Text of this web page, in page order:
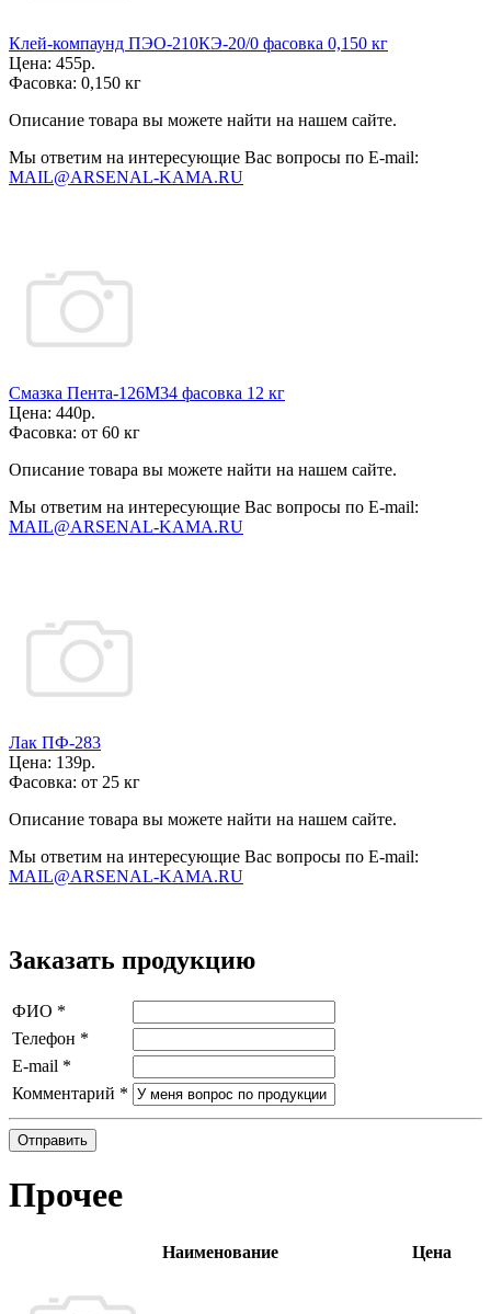
Клей-компаунд ПЭО-210КЭ-20/0 фасовка 0,150 кг
Цена: 455р.
Фасовка: 0,150 кг
Описание товара вы можете найти на нашем сайте.
Мы ответим на интересующие Вас вопросы по E-mail:
MAIL@ARSENAL-KAMA.RU
Смазка Пента-126М34 фасовка 12 кг
Цена: 440р.
Фасовка: от 60 кг
Описание товара вы можете найти на нашем сайте.
Мы ответим на интересующие Вас вопросы по E-mail:
MAIL@ARSENAL-KAMA.RU
Лак ПФ-283
Цена: 139р.
Фасовка: от 25 кг
Описание товара вы можете найти на нашем сайте.
Мы ответим на интересующие Вас вопросы по E-mail:
MAIL@ARSENAL-KAMA.RU
Заказать продукцию
ФИО *
Телефон *
E-mail *
Комментарий *
Отправить
Прочее
Наименование Цена